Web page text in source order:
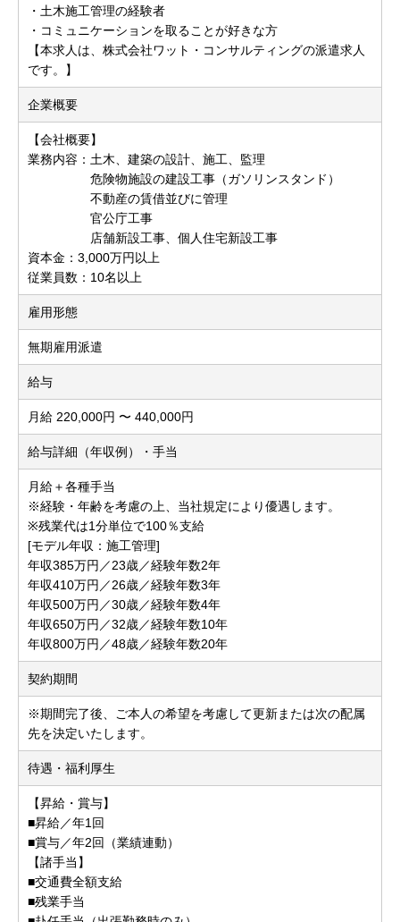
・土木施工管理の経験者
・コミュニケーションを取ることが好きな方
【本求人は、株式会社ワット・コンサルティングの派遣求人
です。】
企業概要
【会社概要】
業務内容：土木、建築の設計、施工、監理
危険物施設の建設工事（ガソリンスタンド）
不動産の賃借並びに管理
官公庁工事
店舗新設工事、個人住宅新設工事
資本金：3,000万円以上
従業員数：10名以上
雇用形態
無期雇用派遣
給与
月給 220,000円 〜 440,000円
給与詳細（年収例）・手当
月給＋各種手当
※経験・年齢を考慮の上、当社規定により優遇します。
※残業代は1分単位で100％支給
[モデル年収：施工管理]
年収385万円／23歳／経験年数2年
年収410万円／26歳／経験年数3年
年収500万円／30歳／経験年数4年
年収650万円／32歳／経験年数10年
年収800万円／48歳／経験年数20年
契約期間
※期間完了後、ご本人の希望を考慮して更新または次の配属
先を決定いたします。
待遇・福利厚生
【昇給・賞与】
■昇給／年1回
■賞与／年2回（業績連動）
【諸手当】
■交通費全額支給
■残業手当